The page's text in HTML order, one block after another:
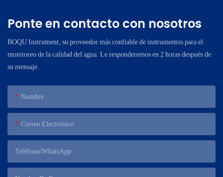
Ponte en contacto con nosotros
BOQU Instrument, su proveedor más confiable de instrumentos para el
monitoreo de la calidad del agua. Le responderemos en 2 horas después de
su mensaje.
Nombre
Correo Electrónico
Teléfono/WhatsApp